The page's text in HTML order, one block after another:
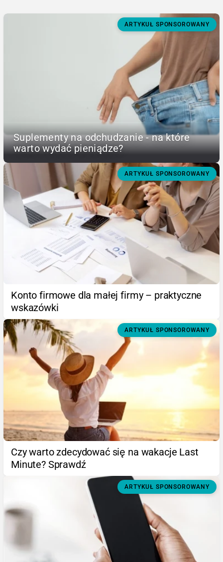
ARTYKUŁ SPONSOROWANY
Suplementy na odchudzanie - na które
warto wydać pieniądze?
ARTYKUŁ SPONSOROWANY
Konto firmowe dla małej firmy – praktyczne
wskazówki
ARTYKUŁ SPONSOROWANY
Czy warto zdecydować się na wakacje Last
Minute? Sprawdź
ARTYKUŁ SPONSOROWANY